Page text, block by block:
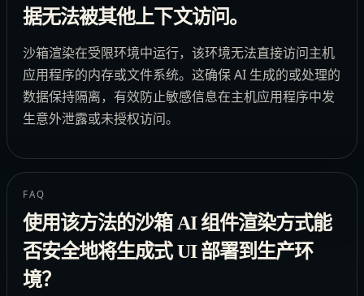
据无法被其他上下文访问。
沙箱渲染在受限环境中运行，该环境无法直接访问主机
应用程序的内存或文件系统。这确保 AI 生成的或处理的
数据保持隔离，有效防止敏感信息在主机应用程序中发
生意外泄露或未授权访问。
FAQ
使用该方法的沙箱 AI 组件渲染方式能
否安全地将生成式 UI 部署到生产环
境？